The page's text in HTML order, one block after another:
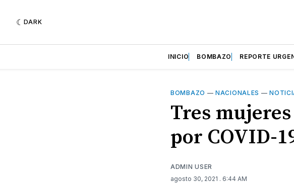
DARK
INICIO BOMBAZO REPORTE
BOMBAZO —NACIONALES —
Tres
por COVID-
ADMIN USER
agosto 30, 2021 . 6:44 AM